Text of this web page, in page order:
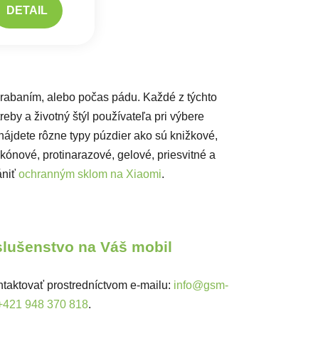
DETAIL
alebo počas pádu. Každé z týchto
a životný štýl používateľa pri výbere
rôzne typy púzdier ako sú knižkové,
protinarazové, gelové, priesvitné a
ochranným sklom na Xiaomi.
na Váš mobil
prostredníctvom e-mailu: info@gsm-
948 370 818.